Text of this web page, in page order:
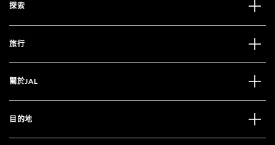
探索
旅行
關於JAL
目的地